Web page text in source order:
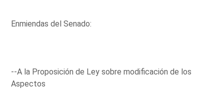
Enmiendas del Senado:
--A la Proposición de Ley sobre modificación de los
Aspectos